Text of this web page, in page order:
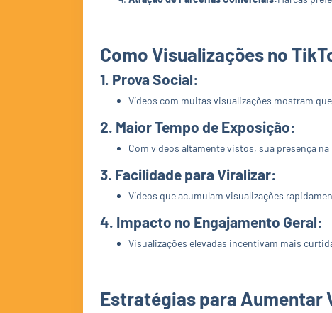
Como Visualizações no
1. Prova Social:
Vídeos com muitas visualizações mostram
2. Maior Tempo de Exposição:
Com vídeos altamente vistos, sua presença
3. Facilidade para Viralizar:
Vídeos que acumulam visualizações
4. Impacto no Engajamento Geral:
Visualizações elevadas incentivam mais
Estratégias para Aumentar